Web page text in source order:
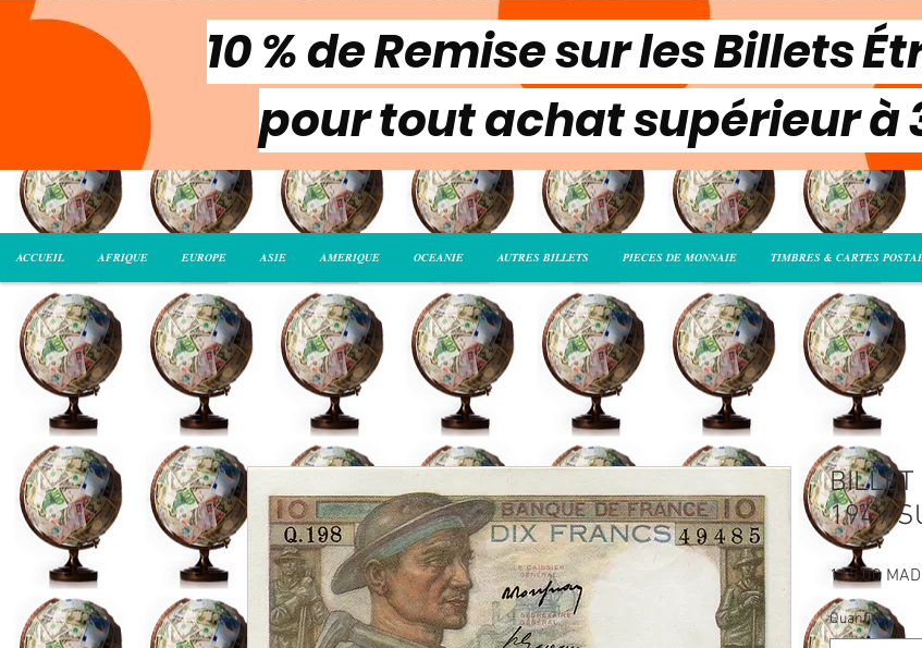
10 % de Remise sur les Billets
pour tout achat supérieur à
ACCUEIL AFRIQUE EUROPE ASIE AMERIQUE OCEANIE AUTRES BILLETS PIECES DE MONNAIE TIMBRES & CARTES
BILLET
1949
115,00 MAD
Quantité *